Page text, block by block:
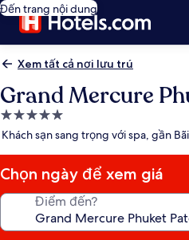
Đến trang nội dung
Xem tất cả nơi lưu trú
Grand Mercure
Nơi
lưu
5.0
sao
Khách sạn sang trọng với spa, gần
Chọn ngày để xem giá
Điểm đến?